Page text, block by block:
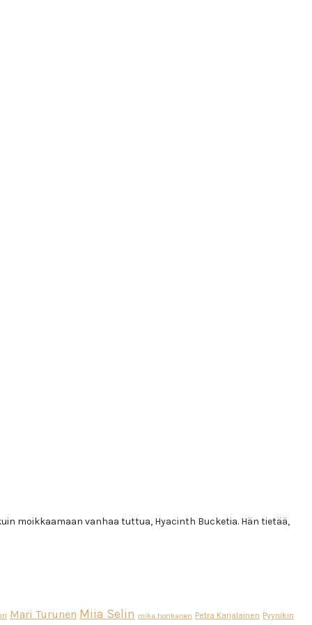
moikkaamaan vanhaa tuttua, Hyacinth Bucketia. Hän tietää,
Mari Turunen Miia Selin mika honkanen Petra Karjalainen Pyynikin